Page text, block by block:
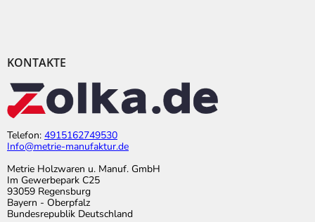
KONTAKTE
Telefon: 4915162749530
Info@metrie-manufaktur.de
Metrie Holzwaren u. Manuf. GmbH
Im Gewerbepark C25
93059 Regensburg
Bayern - Oberpfalz
Bundesrepublik Deutschland